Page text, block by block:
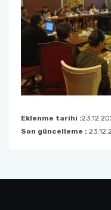
Eklenme tarihi :
Son güncelleme :